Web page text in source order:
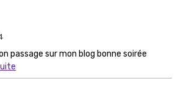
passage sur mon blog bonne soirée